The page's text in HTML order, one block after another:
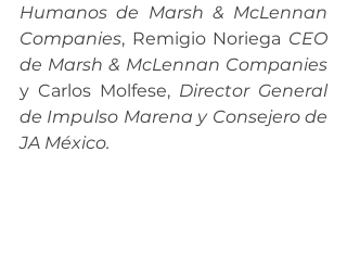
Humanos de Marsh & McLennan
Companies, Remigio Noriega CEO
y Carlos Molfese, Director General
de Impulso Marena y Consejero de
JA México.